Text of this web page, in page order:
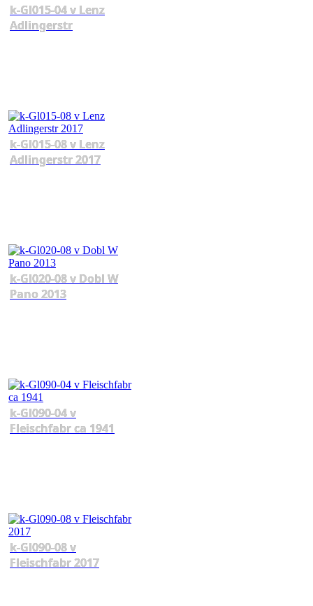
k-Gl015-04 v Lenz
Adlingerstr
k-Gl015-08 v Lenz
Adlingerstr 2017
k-Gl020-08 v Dobl W
Pano 2013
k-Gl090-04 v
Fleischfabr ca 1941
k-Gl090-08 v
Fleischfabr 2017